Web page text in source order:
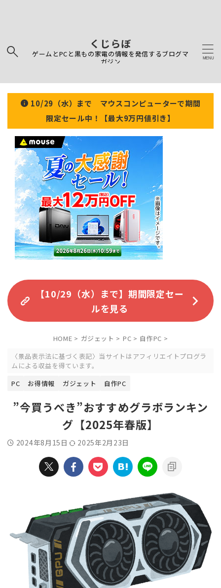
くじらぼ
ゲームとPCと黒もの家電の情報を発信するブログマ
ガジン
10/29（水）まで マウスコンピューターで期間
限定セール中！【最大9万円値引き】
【10/29（水）まで】期間限定セー
ルを見る
HOME > ガジェット > PC > 自作PC >
〈景品表示法に基づく表記〉当サイトはアフィリエイトプログラ
ムによる収益を得ています。
PC
お得情報 ガジェット 自作PC
”今買うべき”おすすめグラボランキン
グ【2025年春版】
2024年8月15日 2025年2月23日